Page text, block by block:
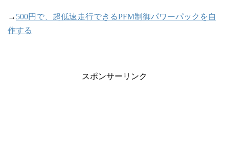
→ 500円で、超低速走行できるPFM制御パワーパックを自
作する
スポンサーリンク